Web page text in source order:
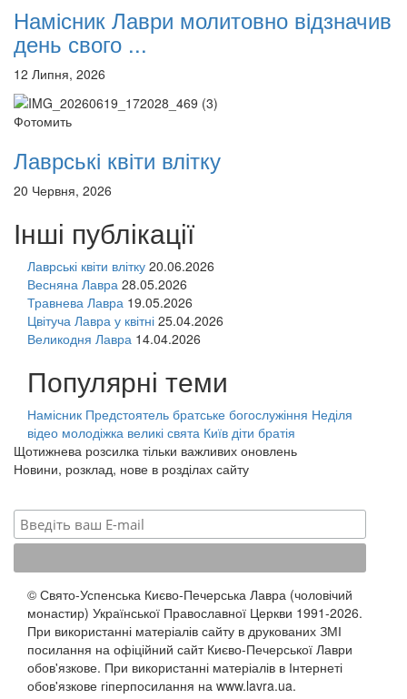
Намісник Лаври молитовно відзначив
день свого ...
12 Липня, 2026
Фотомить
Лаврські квіти влітку
20 Червня, 2026
Інші публікації
Лаврські квіти влітку 20.06.2026
Весняна Лавра 28.05.2026
Травнева Лавра 19.05.2026
Цвітуча Лавра у квітні 25.04.2026
Великодня Лавра 14.04.2026
Популярні теми
Намісник Предстоятель братське богослужіння Неділя
відео молодіжка великі свята Київ діти братія
Щотижнева розсилка тільки важливих оновлень
Новини, розклад, нове в розділах сайту
© Свято-Успенська Києво-Печерська Лавра (чоловічий
монастир) Української Православної Церкви 1991-2026.
При використанні матеріалів сайту в друкованих ЗМІ
посилання на офіційний сайт Києво-Печерської Лаври
обов'язкове. При використанні матеріалів в Інтернеті
обов'язкове гіперпосилання на www.lavra.ua.